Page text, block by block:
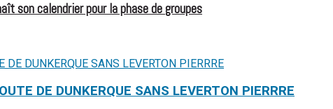
son calendrier pour la phase de groupes
DE DUNKERQUE SANS LEVERTON PIERRRE